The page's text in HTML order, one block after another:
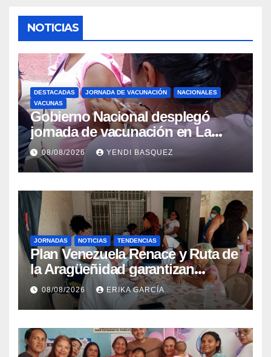
NOTICIAS
DESTACADAS JORNADA DE VACUNACIÓN
NACIONALES
VACUNAS
Gobierno Nacional desplegó
jornada de vacunación en La
Guaira para garantizar protección
epidemiológica
08/08/2026 YENDI BASQUEZ
JORNADAS NOTICIAS TENDENCIAS
Plan Venezuela Renace y Ruta de
la Aragüeñidad garantizan
atención médica integral en
Aragua
08/08/2026 ERIKA GARCÍA